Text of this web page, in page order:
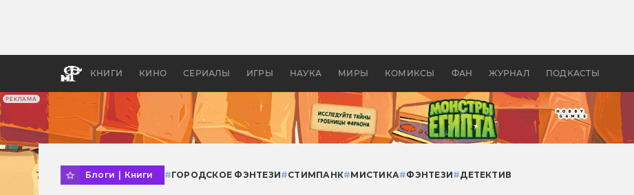
РЕКЛАМА
КНИГИ КИНО СЕРИАЛЫ ИГРЫ НАУКА МИРЫ КОМИКСЫ ФАН ЖУРНАЛ ПОДКАСТЫ
апокалипсис, в России —
бы «Властелина колец»
Блоги Книги #ГОРОДСКОЕ ФЭНТЕЗИ#СТИМПАНК#МИСТИКА#ФЭНТЕЗИ#ДЕТЕКТИВ